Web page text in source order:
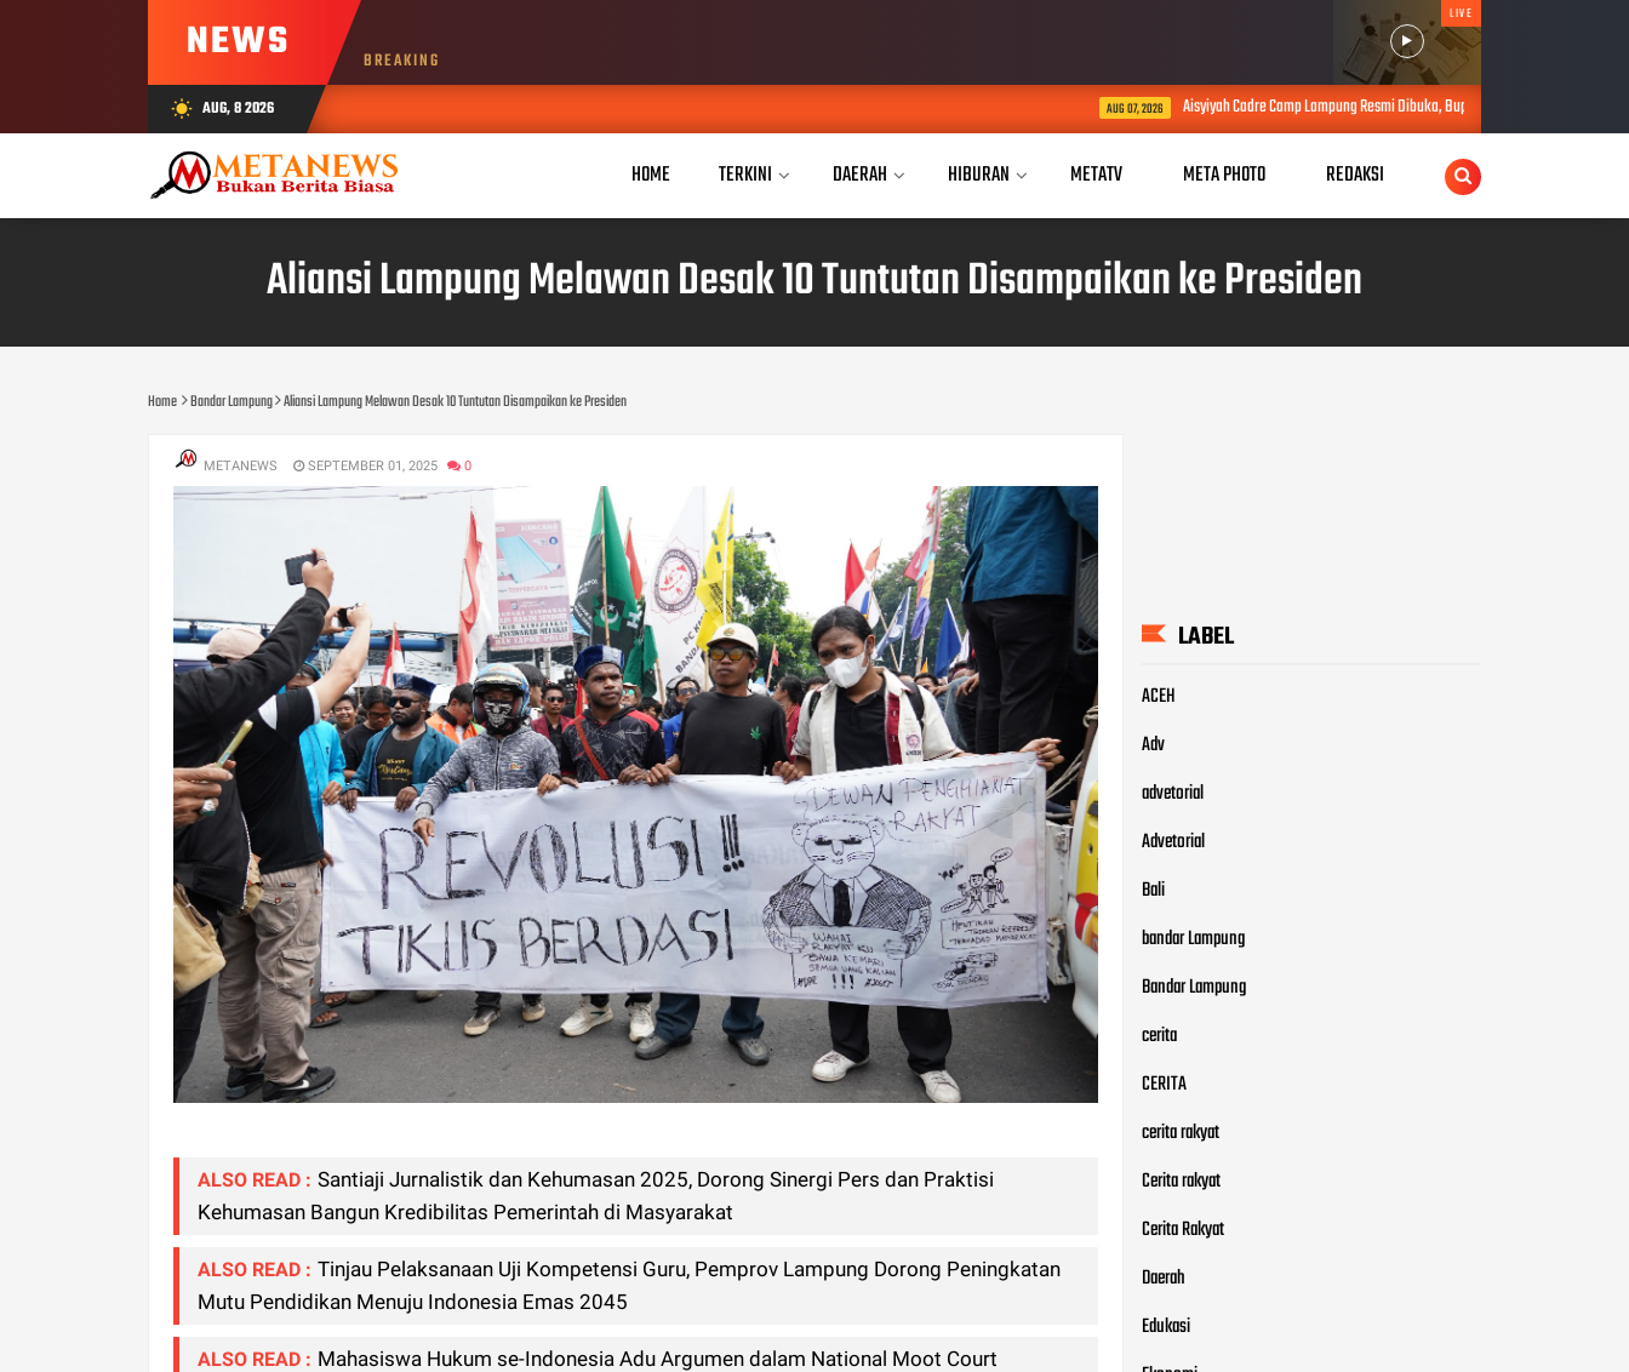
NEWS BREAKING
LIVE
wb_sunny AUG, 8 2026 Aisyiyah Cadre Camp Lampung Resmi Dibuka, Bupati Tubaba Ajak Sinergi Perkuat Pembangunan
HOME TERKINI DAERAH HIBURAN METATV META PHOTO REDAKSI
Aliansi Lampung Melawan Desak 10 Tuntutan Disampaikan ke Presiden
Home Bandar Lampung Aliansi Lampung Melawan Desak 10 Tuntutan Disampaikan ke Presiden
METANEWS SEPTEMBER 01, 2025 0
ALSO READ : Santiaji Jurnalistik dan Kehumasan 2025, Dorong Sinergi Pers dan Praktisi
Kehumasan Bangun Kredibilitas Pemerintah di Masyarakat
ALSO READ : Tinjau Pelaksanaan Uji Kompetensi Guru, Pemprov Lampung Dorong Peningkatan
Mutu Pendidikan Menuju Indonesia Emas 2045
ALSO READ : Mahasiswa Hukum se-Indonesia Adu Argumen dalam National Moot Court
LABEL
ACEH
Adv
advetorial
Advetorial
Bali
bandar Lampung
Bandar Lampung
cerita
CERITA
cerita rakyat
Cerita rakyat
Cerita Rakyat
Daerah
Edukasi